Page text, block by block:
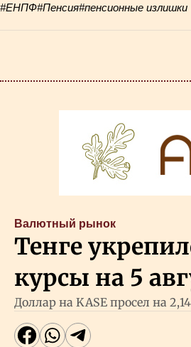
#ЕНПФ#Пенсия#пенсионные излишки
Валютный рынок
Тенге
курсы на 5
Доллар на KASE просел на